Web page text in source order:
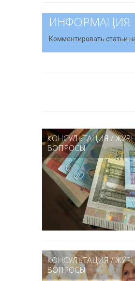
ИНФОРМАЦИЯ
Комментировать статьи
КОНСУЛЬТАЦИЯ /
ВОПРОСЫ
КОНСУЛЬТАЦИЯ/
ВОПРОСЫ